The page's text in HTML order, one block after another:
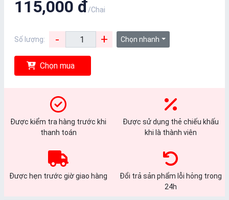
115,000 đ/Chai
Số lượng: - + Chọn nhanh
Chọn mua
Được kiểm tra hàng trước khi
thanh toán
Được sử dụng thẻ chiếu khấu
khi là thành viên
Được hẹn trước giờ giao hàng
Đổi trả sản phẩm lỗi hỏng trong
24h